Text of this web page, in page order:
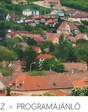
PROGRAMAJÁNLÓ
[ ]